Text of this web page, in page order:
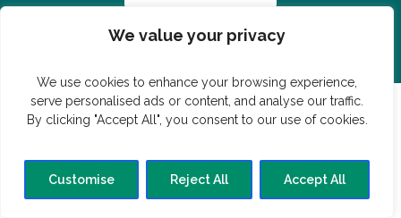
We value your privacy
We use cookies to enhance your browsing experience,
serve personalised ads or content, and analyse our traffic.
By clicking "Accept All", you consent to our use of cookies.
Customise Reject All Accept All
Har du en konge ret du vil dele?
Forside Gastroshop Madjokes Mad tips
Madblog
Hovedret
Bagværk Forret Buffet Dessert